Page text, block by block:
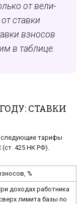
от ве­ли­
став­ки
взносов
в таблице.
СТАВКИ
сле­ду­ю­щие та­ри­фы
425 НК РФ).
%
доходах работника
лимита базы по